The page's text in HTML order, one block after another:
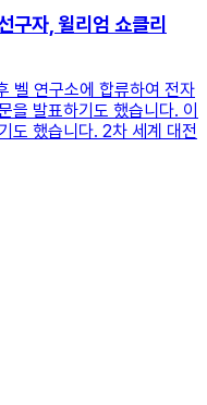
구자, 윌리엄 쇼클리
벨 연구소에 합류하여 전자
을 발표하기도 했습니다. 이
도 했습니다. 2차 세계 대전